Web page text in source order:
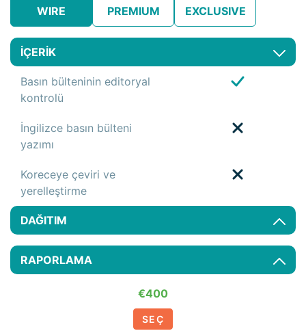
WIRE PREMIUM EXCLUSIVE
İÇERİK
Basın bülteninin editoryal
kontrolü
İngilizce basın bülteni
yazımı
Koreceye çeviri ve
yerelleştirme
DAĞITIM
RAPORLAMA
€400
SEÇ